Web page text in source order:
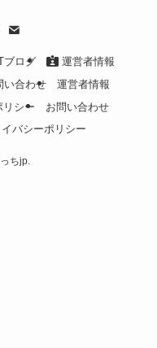
ブログ
運営者情報
合わせ
運営者情報
シー
お問い合わせ
バシーポリシー
ちjp.